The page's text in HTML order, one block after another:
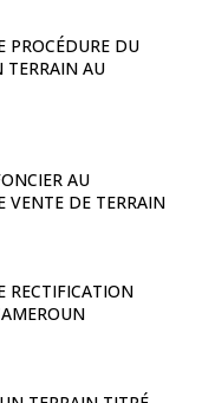
PROCÉDURE DU
AU
AU
VENTE DE TERRAIN
RECTIFICATION